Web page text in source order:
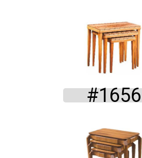
#1656